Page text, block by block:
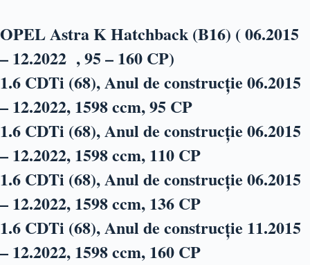
OPEL Astra K Hatchback (B16) ( 06.2015
– 12.2022 , 95 – 160 CP)
1.6 CDTi (68), Anul de construcție 06.2015
– 12.2022, 1598 ccm, 95 CP
1.6 CDTi (68), Anul de construcție 06.2015
– 12.2022, 1598 ccm, 110 CP
1.6 CDTi (68), Anul de construcție 06.2015
– 12.2022, 1598 ccm, 136 CP
1.6 CDTi (68), Anul de construcție 11.2015
– 12.2022, 1598 ccm, 160 CP